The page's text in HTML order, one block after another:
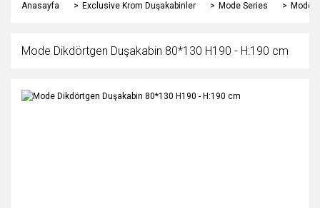
Anasayfa Exclusive Krom Duşakabinler Mode Series Mode
Mode Dikdörtgen Duşakabin 80*130 H190 - H:190 cm